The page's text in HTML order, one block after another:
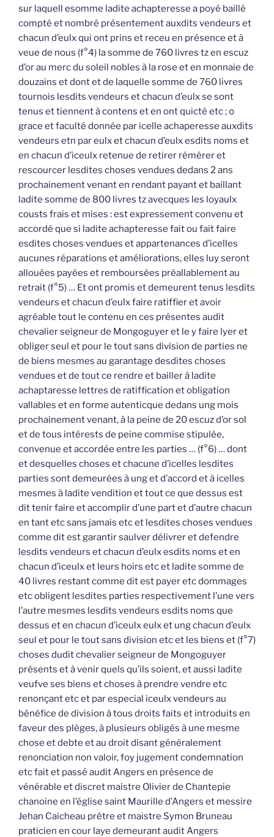
sur laquell esomme ladite achapteresse a poyé baillé
compté et nombré présentement auxdits vendeurs et
chacun d’eulx qui ont prins et receu en présence et à
veue de nous (f°4) la somme de 760 livres tz en escuz
d’or au merc du soleil nobles à la rose et en monnaie de
douzains et dont et de laquelle somme de 760 livres
tournois lesdits vendeurs et chacun d’eulx se sont
tenus et tiennent à contens et en ont quicté etc ; o
grace et faculté donnée par icelle achaperesse auxdits
vendeurs etn par eulx et chacun d’eulx esdits noms et
en chacun d’iceulx retenue de retirer rémérer et
rescourcer lesdites choses vendues dedans 2 ans
prochainement venant en rendant payant et baillant
ladite somme de 800 livres tz avecques les loyaulx
cousts frais et mises : est expressement convenu et
accordé que si ladite achapteresse fait ou fait faire
esdites choses vendues et appartenances d’icelles
aucunes réparations et améliorations, elles luy seront
allouées payées et remboursées préallablement au
retrait (f°5) … Et ont promis et demeurent tenus lesdits
vendeurs et chacun d’eulx faire ratiffier et avoir
agréable tout le contenu en ces présentes audit
chevalier seigneur de Mongoguyer et le y faire lyer et
obliger seul et pour le tout sans division de parties ne
de biens mesmes au garantage desdites choses
vendues et de tout ce rendre et bailler à ladite
achaptaresse lettres de ratiffication et obligation
vallables et en forme autenticque dedans ung mois
prochainement venant, à la peine de 20 escuz d’or sol
et de tous intérests de peine commise stipulée,
convenue et accordée entre les parties … (f°6) … dont
et desquelles choses et chacune d’icelles lesdites
parties sont demeurées à ung et d’accord et à icelles
mesmes à ladite vendition et tout ce que dessus est
dit tenir faire et accomplir d’une part et d’autre chacun
en tant etc sans jamais etc et lesdites choses vendues
comme dit est garantir saulver délivrer et defendre
lesdits vendeurs et chacun d’eulx esdits noms et en
chacun d’iceulx et leurs hoirs etc et ladite somme de
40 livres restant comme dit est payer etc dommages
etc obligent lesdites parties respectivement l’une vers
l’autre mesmes lesdits vendeurs esdits noms que
dessus et en chacun d’iceulx eulx et ung chacun d’eulx
seul et pour le tout sans division etc et les biens et (f°7)
choses dudit chevalier seigneur de Mongoguyer
présents et à venir quels qu’ils soient, et aussi ladite
veufve ses biens et choses à prendre vendre etc
renonçant etc et par especial iceulx vendeurs au
bénéfice de division à tous droits faits et introduits en
faveur des plèges, à plusieurs obligés à une mesme
chose et debte et au droit disant généralement
renonciation non valoir, foy jugement condemnation
etc fait et passé audit Angers en présence de
vénérable et discret maistre Olivier de Chantepie
chanoine en l’église saint Maurille d’Angers et messire
Jehan Caicheau prêtre et maistre Symon Bruneau
praticien en cour laye demeurant audit Angers